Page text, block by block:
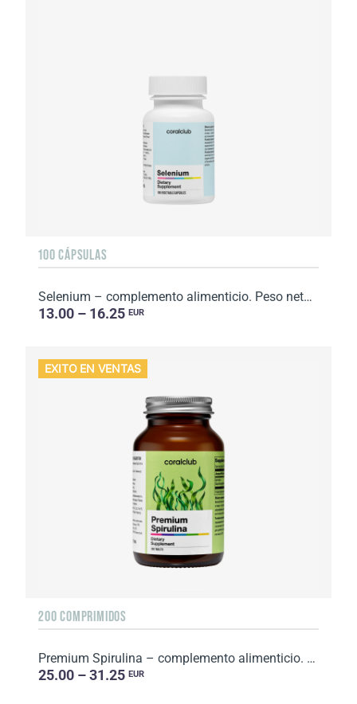
100 CÁPSULAS
Selenium – complemento alimenticio. Peso neto: 35 g.
13.00 – 16.25 EUR
EXITO EN VENTAS
200 COMPRIMIDOS
Premium Spirulina – complemento alimenticio. Peso neto: 100 g.
25.00 – 31.25 EUR